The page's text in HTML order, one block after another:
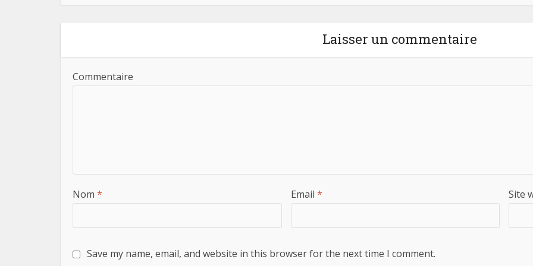
Laisser un commentaire
Commentaire
Nom * Email * Site
Save my name, email, and website in this browser for the next time I comment.